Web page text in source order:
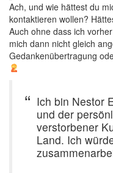
Ach, und wie hättest du
kontaktieren wollen?
Auch ohne dass ich
mich dann nicht gleich
Gedankenübertragung
Ich bin Nestor
und der
verstorbener
Land. Ich